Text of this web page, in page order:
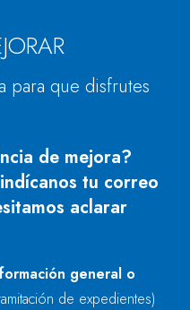
para que disfrutes
de mejora?
tu correo
aclarar
general o
de expedientes)